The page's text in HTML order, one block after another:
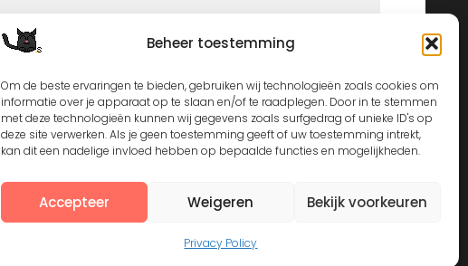
Beheer toestemming
Om de beste ervaringen te bieden, gebruiken wij technologieën zoals cookies om
informatie over je apparaat op te slaan en/of te raadplegen. Door in te stemmen
met deze technologieën kunnen wij gegevens zoals surfgedrag of unieke ID's op
deze site verwerken. Als je geen toestemming geeft of uw toestemming intrekt,
kan dit een nadelige invloed hebben op bepaalde functies en mogelijkheden.
Accepteer Weigeren Bekijk voorkeuren
Privacy Policy